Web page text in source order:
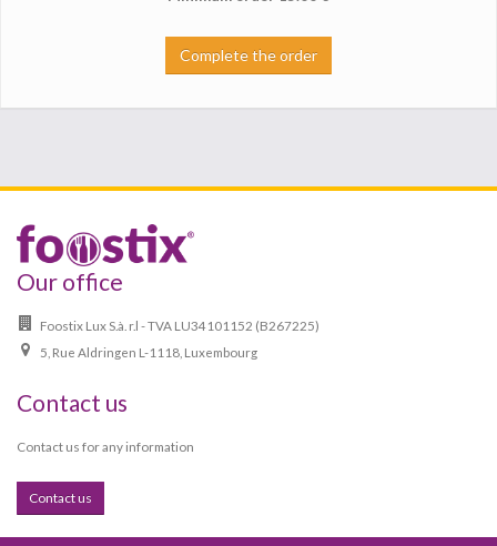
Complete the order
Our office
Foostix Lux S.à. r.l - TVA LU34101152 (B267225)
5, Rue Aldringen L-1118, Luxembourg
Contact us
Contact us for any information
Contact us